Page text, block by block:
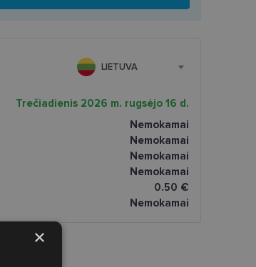
LIETUVA
Trečiadienis 2026 m. rugsėjo 16 d.
Nemokamai
Nemokamai
Nemokamai
Nemokamai
0.50 €
Nemokamai
×